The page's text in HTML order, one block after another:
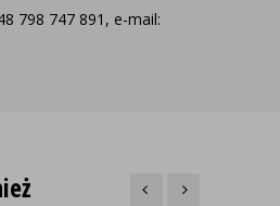
798 747 891, e-mail: